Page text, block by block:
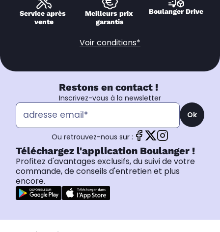
Service après
vente
Meilleurs prix
garantis
Boulanger Drive
Voir conditions*
Restons en contact !
Inscrivez-vous à la newsletter
Ok
Ou retrouvez-nous sur :
Téléchargez l'application Boulanger !
Profitez d'avantages exclusifs, du suivi de votre
commande, de conseils d'entretien et plus
encore.